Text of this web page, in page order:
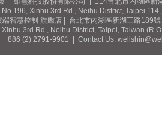
Xinhu 3rd Rd., Neihu District, Taipei
智慧控制 旗艦店 | 台北市內湖區新湖三路189
3rd Rd., Neihu District, Taipei, Taiwan
886 (2) 2791-9901 | Contact Us: